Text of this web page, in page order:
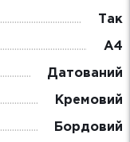
Так
А4
Датований
Кремовий
Бордовий